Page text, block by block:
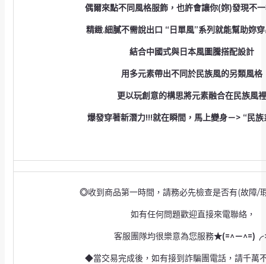
偶爾來點不同風格服飾，也許會讓你(妳)發現不
精緻.細膩不需說出口 “日單風”系列就能幫助妳
結合中國式與日本風圖騰搭配設計
用多元素帶出不同於民族風的另類風格
更以玩創意的構思將元素融合在民族風
爆發穿著新潛力!!!就在瞬間，馬上變身－> “民
◎收到商品第一時間，請務必先檢查是否有(故障/
如有任何問題歡迎直接來電聯絡，
客服團隊均很樂意為您服務★(=^－^=)╭
◆當交易完成後，如有接到詐騙團電話，請千萬